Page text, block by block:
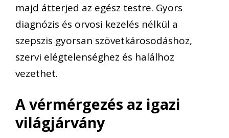
majd átterjed az egész testre. Gyors
diagnózis és orvosi kezelés nélkül a
szepszis gyorsan szövetkárosodáshoz,
szervi elégtelenséghez és halálhoz
vezethet.
A vérmérgezés az igazi
világjárvány